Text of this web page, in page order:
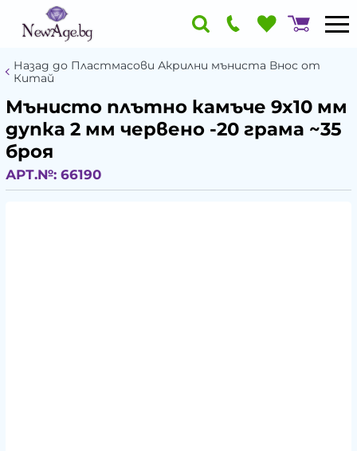
Назад до Пластмасови Акрилни мъниста Внос от
Китай
Мънисто плътно камъче 9x10 мм
дупка 2 мм червено -20 грама ~35
броя
АРТ.№: 66190